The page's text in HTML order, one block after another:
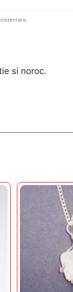
si noroc.